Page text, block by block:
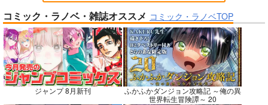
No.7 No.7 No.9
コミック・ラノベ・雑誌オススメ コミック・ラノベTOP
ジャンプ 8月新刊
ふかふかダンジョン攻略記 ～俺の異
世界転生冒険譚～ 20